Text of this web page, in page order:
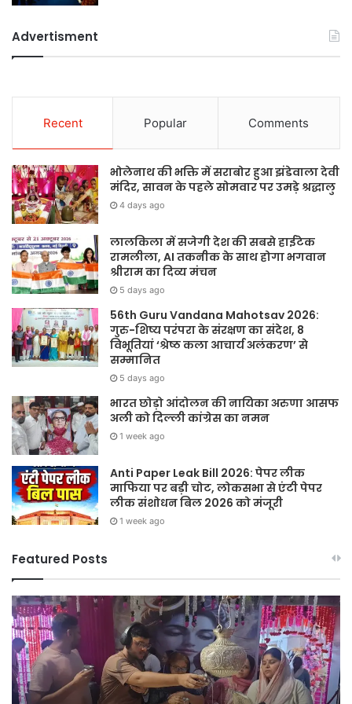
Advertisment
Recent Popular Comments
भोलेनाथ की भक्ति में सराबोर हुआ झंडेवाला देवी
मंदिर, सावन के पहले सोमवार पर उमड़े श्रद्धालु
4 days ago
लालकिला में सजेगी देश की सबसे हाईटेक
रामलीला, AI तकनीक के साथ होगा भगवान
श्रीराम का दिव्य मंचन
5 days ago
56th Guru Vandana Mahotsav 2026:
गुरु-शिष्य परंपरा के संरक्षण का संदेश, 8
विभूतियां ‘श्रेष्ठ कला आचार्य अलंकरण’ से
सम्मानित
5 days ago
भारत छोड़ो आंदोलन की नायिका अरुणा आसफ
अली को दिल्ली कांग्रेस का नमन
1 week ago
Anti Paper Leak Bill 2026: पेपर लीक
माफिया पर बड़ी चोट, लोकसभा से एंटी पेपर
लीक संशोधन बिल 2026 को मंजूरी
1 week ago
Featured Posts
Sawan
2026:
गुरु
पूर्णिमा
और
श्रावण
हर